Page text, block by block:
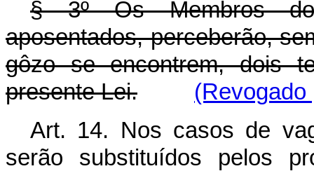
§ 3º Os Membros do
aposentados, perceberão,
gôzo se encontrem, dois
presente Lei.
(Revogado
Art. 14. Nos casos de
serão substituídos pelos